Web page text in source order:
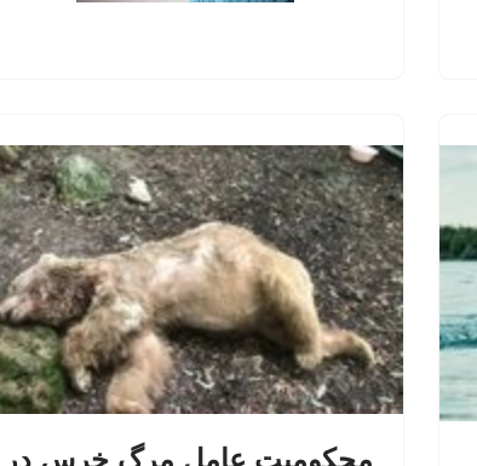
محکومیت عامل مرگ خرس در